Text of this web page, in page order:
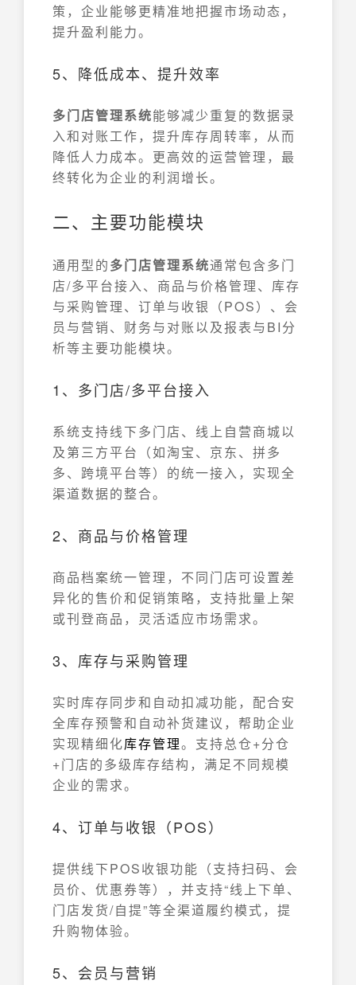
策，企业能够更精准地把握市场动态，
提升盈利能力。
5、降低成本、提升效率
多门店管理系统能够减少重复的数据录
入和对账工作，提升库存周转率，从而
降低人力成本。更高效的运营管理，最
终转化为企业的利润增长。
二、主要功能模块
通用型的多门店管理系统通常包含多门
店/多平台接入、商品与价格管理、库存
与采购管理、订单与收银（POS）、会
员与营销、财务与对账以及报表与BI分
析等主要功能模块。
1、多门店/多平台接入
系统支持线下多门店、线上自营商城以
及第三方平台（如淘宝、京东、拼多
多、跨境平台等）的统一接入，实现全
渠道数据的整合。
2、商品与价格管理
商品档案统一管理，不同门店可设置差
异化的售价和促销策略，支持批量上架
或刊登商品，灵活适应市场需求。
3、库存与采购管理
实时库存同步和自动扣减功能，配合安
全库存预警和自动补货建议，帮助企业
实现精细化库存管理。支持总仓+分仓
+门店的多级库存结构，满足不同规模
企业的需求。
4、订单与收银（POS）
提供线下POS收银功能（支持扫码、会
员价、优惠券等），并支持“线上下单、
门店发货/自提”等全渠道履约模式，提
升购物体验。
5、会员与营销